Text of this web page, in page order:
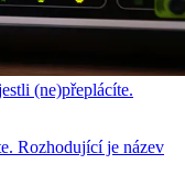
(ne)přeplácíte.
Rozhodující je název